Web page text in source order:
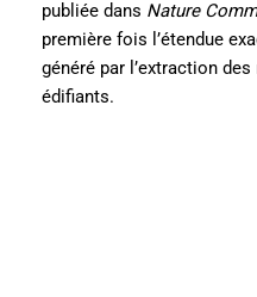
publiée dans Nature
première fois l’étendue
généré par l’extraction
édifiants.